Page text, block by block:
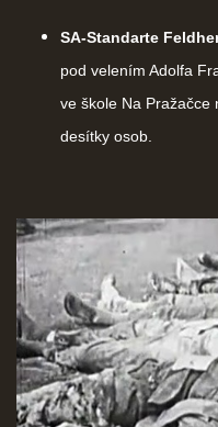
SA-Standarte
pod velením Adolfa
ve škole Na Pražačce
desítky osob.